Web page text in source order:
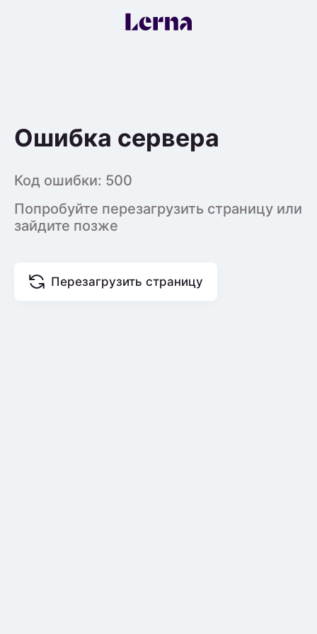
Ошибка сервера
Код ошибки: 500
Попробуйте перезагрузить страницу или
зайдите позже
Перезагрузить страницу